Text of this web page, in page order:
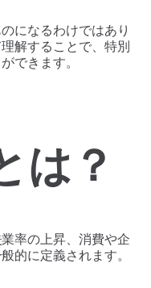
になるわけではあり
解することで、特別
できます。
は？
率の上昇、消費や企
的に定義されます。